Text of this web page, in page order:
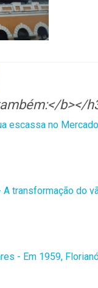
b></
escassa no
A transformação do
- Em 1959,